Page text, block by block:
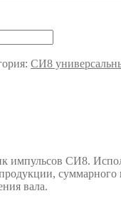
СИ8
импульсов СИ8.
суммарного
вала.